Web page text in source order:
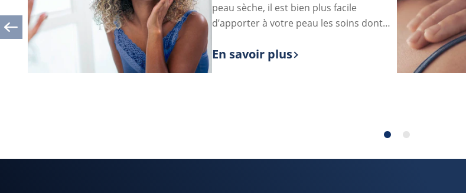
peau sèche, il est bien plus facile
d’apporter à votre peau les soins dont
Discover more about Quelles sont les
En savoir plus